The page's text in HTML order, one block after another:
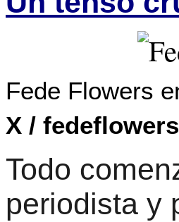
Fede Flowers
X /
Todo
periodista y